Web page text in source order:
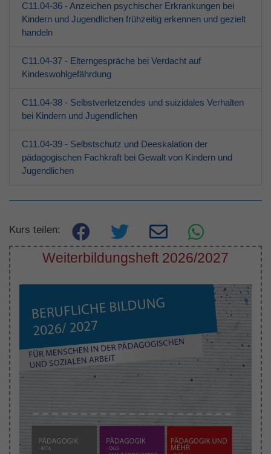
C11.04-36 - Anzeichen psychischer Erkrankungen bei
Kindern und Jugendlichen frühzeitig erkennen und gezielt
handeln
C11.04-37 - Elterngespräche bei Verdacht auf
Kindeswohlgefährdung
C11.04-38 - Selbstverletzendes und suizidales Verhalten
bei Kindern und Jugendlichen
C11.04-39 - Selbstschutz und Deeskalation der
pädagogischen Fachkraft bei Gewalt von Kindern und
Jugendlichen
Kurs teilen:
Weiterbildungsheft 2026/2027